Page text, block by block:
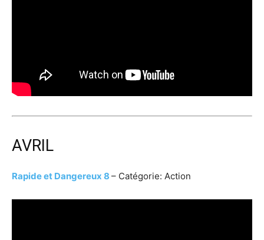
AVRIL
Rapide et Dangereux 8 – Catégorie: Action